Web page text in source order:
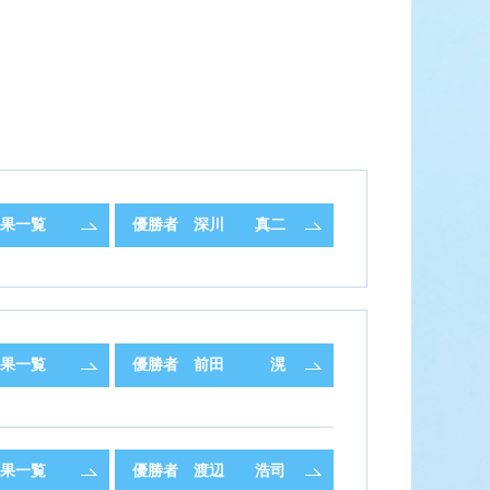
一覧 優勝者 深川 真二
一覧 優勝者 前田 滉
一覧 優勝者 渡辺 浩司